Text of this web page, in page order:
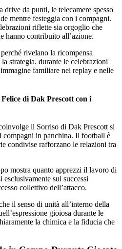
drive da punti, le telecamere spesso
mentre festeggia con i compagni.
riflette sia orgoglio che
hanno contribuito all’azione.
rivelano la ricompensa
strategia. durante le celebrazioni
familiare nei replay e nelle
di Dak Prescott con i
il Sorriso di Dak Prescott si
compagni in panchina. Il football è
condivise rafforzano le relazioni tra
mostra quanto apprezzi il lavoro di
sui successi
collettivo dell’attacco.
il senso di unità all’interno della
gioiosa durante le
la chimica e la fiducia che